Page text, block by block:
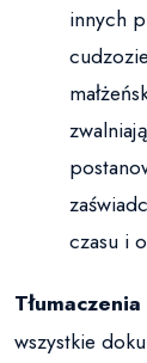
innych
czasu i
wszystkie